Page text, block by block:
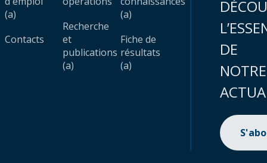
(a)
Contacts
Recherche
et
publications
(a)
(a)
Fiche de
résultats
(a)
DE
NOTRE